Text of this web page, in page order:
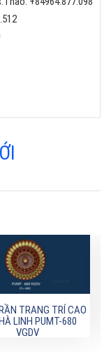
TRANG TRÍ CAO
LINH PUMT-680
VGDV